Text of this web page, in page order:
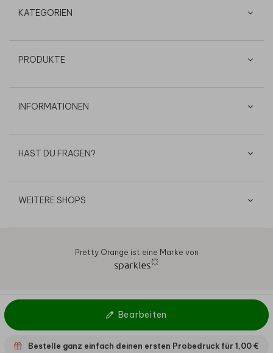
Bearbeiten
Bestelle ganz einfach deinen ersten Probedruck für 1,00 €
KATEGORIEN
PRODUKTE
INFORMATIONEN
HAST DU FRAGEN?
WEITERE SHOPS
Pretty Orange ist eine Marke von
AGB Datenschutz Cookies Impressum © 2026